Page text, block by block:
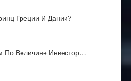
Греции И Дании?
По Величине Инвестор…